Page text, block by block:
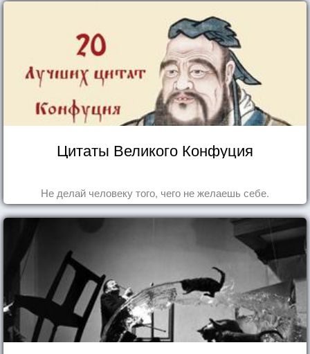
Цитаты Великого Конфуция
Не делай человеку того, чего не желаешь себе.